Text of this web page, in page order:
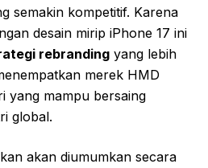
semakin kompetitif. Karena
desain mirip iPhone 17 ini
rebranding yang lebih
merek HMD
yang mampu bersaing
global.
akan diumumkan secara